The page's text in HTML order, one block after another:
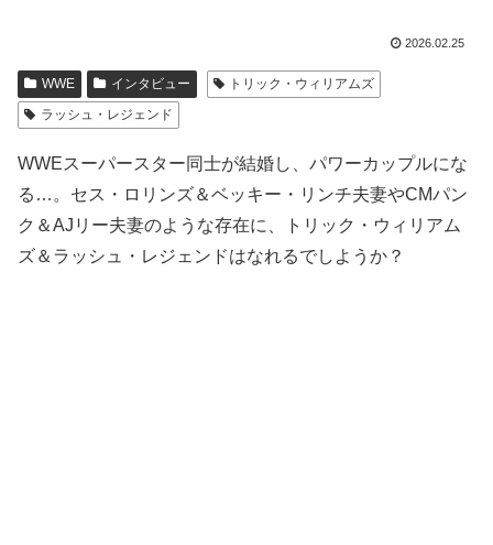
2026.02.25
WWE インタビュー
トリック・ウィリアムズ
ラッシュ・レジェンド
WWEスーパースター同士が結婚し、パワーカップルにな
る…。セス・ロリンズ＆ベッキー・リンチ夫妻やCMパン
ク＆AJリー夫妻のような存在に、トリック・ウィリアム
ズ＆ラッシュ・レジェンドはなれるでしようか？